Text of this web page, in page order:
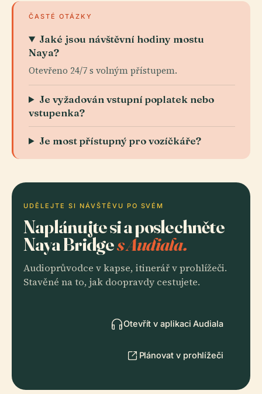
ČASTÉ OTÁZKY
Jaké jsou návštěvní hodiny mostu
Naya?
Otevřeno 24/7 s volným přístupem.
Je vyžadován vstupní poplatek nebo
vstupenka?
Je most přístupný pro vozíčkáře?
UDĚLEJTE SI NÁVŠTĚVU PO SVÉM
Naplánujte si a poslechněte
Naya Bridges Audiala.
Audioprůvodce v kapse, itinerář v prohlížeči.
Stavěné na to, jak doopravdy cestujete.
Otevřít v aplikaci Audiala
Plánovat v prohlížeči